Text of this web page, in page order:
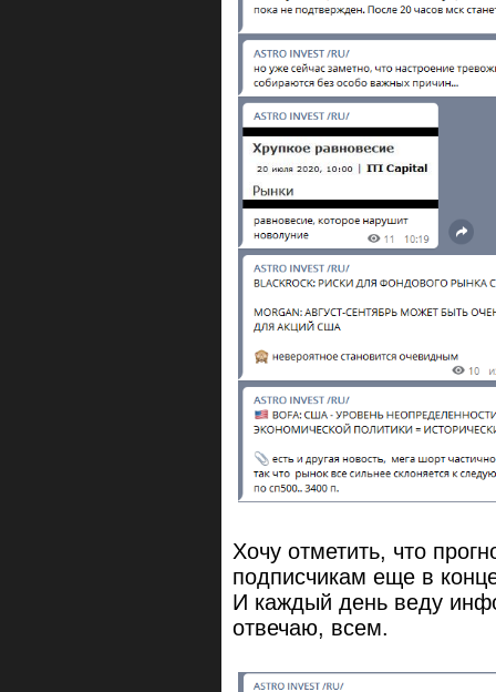
Хочу отметить, что
подписчикам еще в
И каждый день веду
отвечаю, всем.